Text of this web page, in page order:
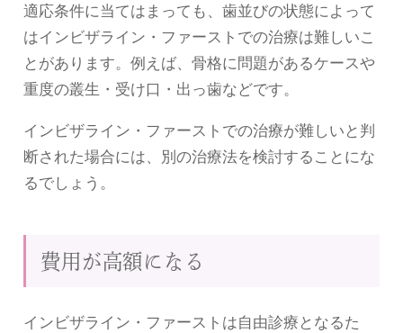
適応条件に当てはまっても、歯並びの状態によって
はインビザライン・ファーストでの治療は難しいこ
とがあります。例えば、骨格に問題があるケースや
重度の叢生・受け口・出っ歯などです。
インビザライン・ファーストでの治療が難しいと判
断された場合には、別の治療法を検討することにな
るでしょう。
費用が高額になる
インビザライン・ファーストは自由診療となるた